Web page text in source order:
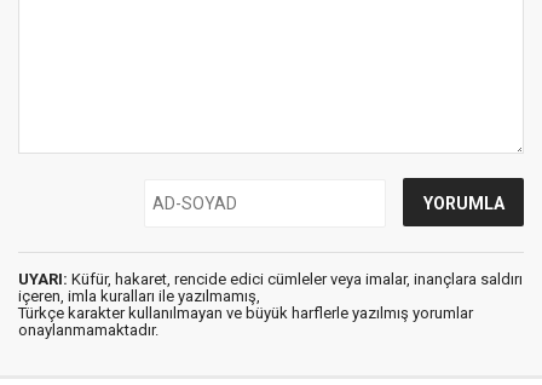
UYARI: Küfür, hakaret, rencide edici cümleler veya imalar, inançlara saldırı
içeren, imla kuralları ile yazılmamış,
Türkçe karakter kullanılmayan ve büyük harflerle yazılmış yorumlar
onaylanmamaktadır.